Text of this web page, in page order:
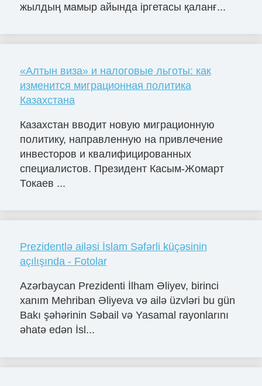
жылдың мамыр айында іргетасы қаланғ...
«Алтын виза» и налоговые льготы: как
изменится миграционная политика
Казахстана
Казахстан вводит новую миграционную
политику, направленную на привлечение
инвесторов и квалифицированных
специалистов. Президент Касым-Жомарт
Токаев ...
Prezidentlə ailəsi İslam Səfərli küçəsinin
açılışında - Fotolar
Azərbaycan Prezidenti İlham Əliyev, birinci
xanım Mehriban Əliyeva və ailə üzvləri bu gün
Bakı şəhərinin Səbail və Yasamal rayonlarını
əhatə edən İsl...